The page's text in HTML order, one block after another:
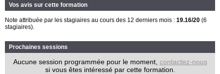
Vos avis sur cette formation
Note attribuée par les stagiaires au cours des 12 derniers mois : 19.16/20 (6
stagiaires).
Prochaines sessions
Aucune session programmée pour le moment, contactez-nous
si vous êtes intéressé par cette formation.